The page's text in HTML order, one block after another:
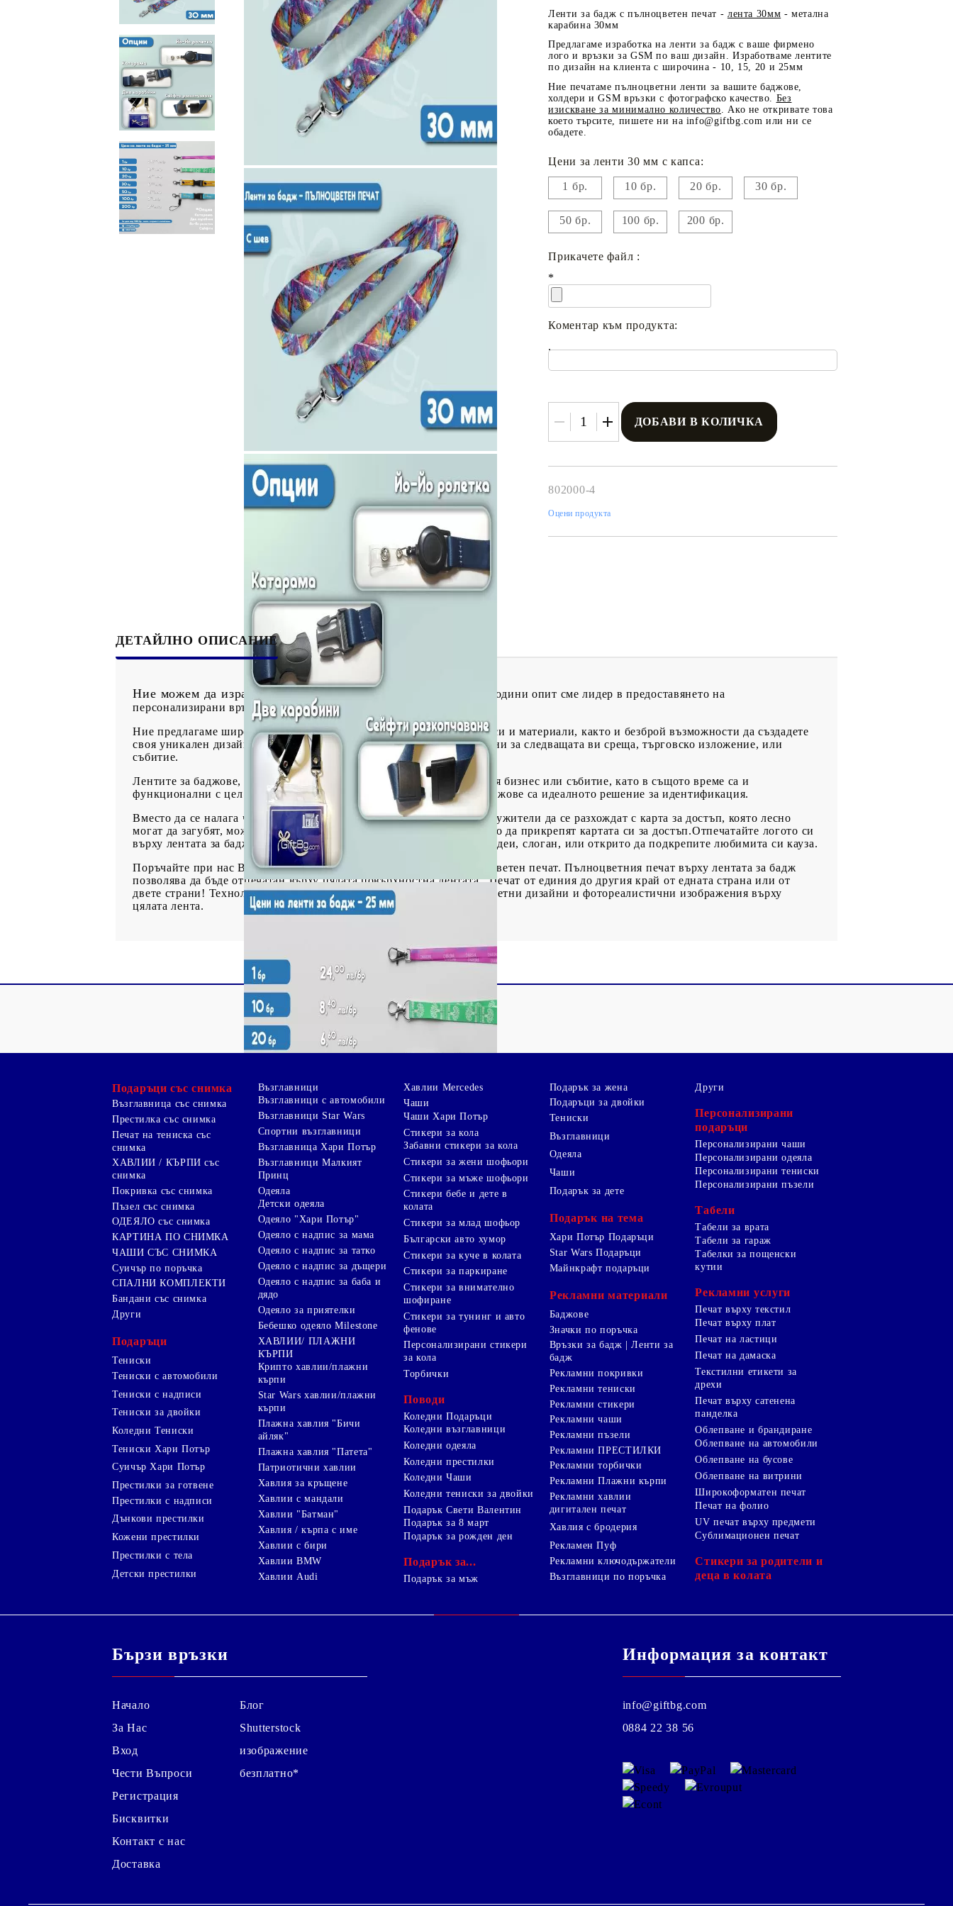
Рекламни стикери
Рекламни чаши
Рекламни пъзели
Рекламни ПРЕСТИЛКИ
Рекламни торбички
UV печат върху предмети
Сублимационен печат
Ленти за бадж с пълноцветен печат - лента 30мм - метална
карабина 30мм
Предлагаме изработка на ленти за бадж с ваше фирмено
лого и връзки за GSM поваш дизайн . Изработваме лентите
по дизайн на клиента с широчина - 10, 15, 20 и 25мм
Ние печатаме пълноцветни ленти за вашите баджове,
холдери и GSМ връзки с фотографско качество
Без
изискване за минимално количество . Ако не откривате това
което търсите, пишете ни на info@giftbg.com или ни се
обадете.
Цени за ленти 30 мм с капса:
1 бр. 10 бр. 20 бр. 30 бр.
50 бр. 100 бр. 200 бр.
Прикачете файл :
*
Коментар към продукта:
.
802000-4
Оцени продукта
ДЕТАЙЛНО ОПИСАНИЕ
Ние можем да изработим дизайн за вашите ленти!
С над 10 години опит сме лидер в предоставянето на
персонализирани връзки за баджове и свързаните с тях продукти.
Ние предлагаме широк спектър от различни производствени процеси и материали, както и безброй възможности да създадете
своя уникален дизайн. Брандираните връзки за баджове са перфектни за следващата ви среща, търговско изложение, или
събитие.
Лентите за баджове, са един чудесен начин за рекламиране на вашия бизнес или събитие, като в същото време са и
функционални с цел пропуск или идентифицкация. Връзките за баджове са идеалното решение за идентификация.
Вместо да се налага членове на Вашето мероприятие или вашите служители да се разхождат с карта за достъп, която лесно
могат да загубят, можете да им предоставите лента за бадж кък която да прикрепят картата си за достъп.Отпечатайте логото си
върху лентата за бадж за да популяризирате вашия бизнес, вашите идеи, слоган, или открито да подкрепите любимита си кауза.
Поръчайте при нас Вашият дизайн Отпечатан върху лента с пълноцветен печат. Пълноцветния печат върху лентата за бадж
позволява да бъде отпечатан върху цялата повърхностна лентата. Печат от единия до другия край от едната страна или от
двете страни! Технологията е подходяща за отпечатване на многоцветни дизайни и фотореалистични изображения върху
цялата лента.
Подаръци със снимка
Възглавница със снимка
Престилка със снимка
Печат на тениска със
снимка
ХАВЛИИ / КЪРПИ със
снимка
Покривка със снимка
Пъзел със снимка
ОДЕЯЛО със снимка
КАРТИНА ПО СНИМКА
ЧАШИ СЪС СНИМКА
Суичър по поръчка
СПАЛНИ КОМПЛЕКТИ
Бандани със снимка
Други
Подаръци
Тениски
Тениски с автомобили
Тениски с надписи
Тениски за двойки
Коледни Тениски
Тениски Хари Потър
Суичър Хари Потър
Престилки за готвене
Престилки с надписи
Дънкови престилки
Кожени престилки
Престилки с тела
Детски престилки
Възглавници
Възглавници с автомобили
Възглавници Star Wars
Спортни възглавници
Възглавница Хари Потър
Възглавници Малкият
Принц
Одеяла
Детски одеяла
Одеяло "Хари Потър"
Одеяло с надпис за мама
Одеяло с надпис за татко
Одеяло с надпис за дъщери
Одеяло с надпис за баба и
дядо
Одеяло за приятелки
Бебешко одеяло Milestone
ХАВЛИИ/ ПЛАЖНИ
КЪРПИ
Крипто хавлии/плажни
кърпи
Star Wars хавлии/плажни
кърпи
Плажна хавлия "Бичи
айляк"
Плажна хавлия "Патета"
Патриотични хавлии
Хавлия за кръщене
Хавлии с мандали
Хавлии "Батман"
Хавлия / кърпа с име
Хавлии с бири
Хавлии BMW
Хавлии Audi
Хавлии Mercedes
Чаши
Чаши Хари Потър
Стикери за кола
Забавни стикери за кола
Стикери за жени шофьори
Стикери за мъже шофьори
Стикери бебе и дете в
колата
Стикери за млад шофьор
Български авто хумор
Стикери за куче в колата
Стикери за паркиране
Стикери за внимателно
шофиране
Стикери за тунинг и авто
фенове
Персонализирани стикери
за кола
Торбички
Поводи
Коледни Подаръци
Коледни възглавници
Коледни одеяла
Коледни престилки
Коледни Чаши
Коледни тениски за двойки
Подарък Свети Валентин
Подарък за 8 март
Подарък за рожден ден
Подарък за...
Подарък за мъж
Подарък за жена
Подаръци за двойки
Тениски
Възглавници
Одеяла
Чаши
Подарък за дете
Подарък на тема
Хари Потър Подаръци
Star Wars Подаръци
Майнкрафт подаръци
Рекламни материали
Баджове
Значки по поръчка
Връзки за бадж | Ленти за
бадж
Рекламни покривки
Рекламни тениски
Рекламни стикери
Рекламни чаши
Рекламни пъзели
Рекламни ПРЕСТИЛКИ
Рекламни торбички
Рекламни Плажни кърпи
Рекламни хавлии
дигитален печат
Хавлия с бродерия
Рекламен Пуф
Рекламни ключодържатели
Възглавници по поръчка
Други
Персонализирани
подаръци
Персонализирани чаши
Персонализирани одеяла
Персонализирани тениски
Персонализирани пъзели
Табели
Табели за врата
Табели за гараж
Табелки за пощенски
кутии
Рекламни услуги
Печат върху текстил
Печат върху плат
Печат на ластици
Печат на дамаска
Текстилни етикети за
дрехи
Печат върху сатенена
панделка
Облепване и брандиране
Облепване на автомобили
Облепване на бусове
Облепване на витрини
Широкоформатен печат
Печат на фолио
UV печат върху предмети
Сублимационен печат
Стикери за родители и
деца в колата
Бързи връзки
Начало
За Нас
Вход
Чести Въпроси
Регистрация
Бисквитки
Контакт с нас
Доставка
Блог
Shutterstock
изображение
безплатно*
Информация за контакт
info@giftbg.com
0884 22 38 56